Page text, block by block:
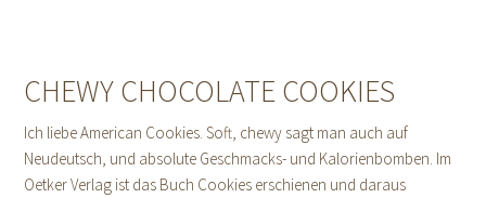
CHEWY CHOCOLATE COOKIES
Ich liebe American Cookies. Soft, chewy sagt man auch auf
Neudeutsch, und absolute Geschmacks- und Kalorienbomben. Im
Oetker Verlag ist das Buch Cookies erschienen und daraus